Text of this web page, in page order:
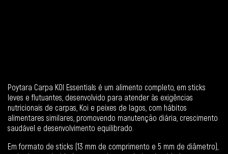
Poytara Carpa KOI Essentials é um alimento completo, em sticks
leves e flutuantes, desenvolvido para atender às exigências
nutricionais de carpas, Koi e peixes de lagos, com hábitos
alimentares similares, promovendo manutenção diária, crescimento
saudável e desenvolvimento equilibrado.
Em formato de sticks (13 mm de comprimento e 5 mm de diâmetro),